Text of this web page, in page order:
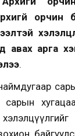
орчин
авах арга
.
сарын